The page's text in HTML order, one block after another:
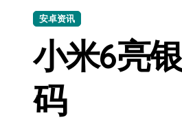
真我GT8 Pro
安卓资讯
小米6亮
码